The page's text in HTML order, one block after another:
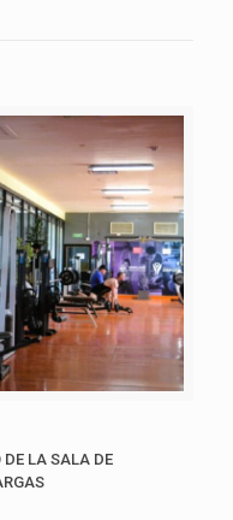
LA SALA DE